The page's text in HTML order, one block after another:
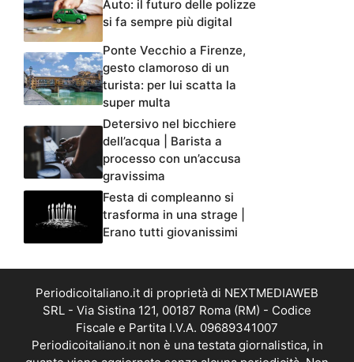
Auto: il futuro delle polizze
si fa sempre più digital
Ponte Vecchio a Firenze,
gesto clamoroso di un
turista: per lui scatta la
super multa
Detersivo nel bicchiere
dell’acqua | Barista a
processo con un’accusa
gravissima
Festa di compleanno si
trasforma in una strage |
Erano tutti giovanissimi
Periodicoitaliano.it di proprietà di NEXTMEDIAWEB
SRL - Via Sistina 121, 00187 Roma (RM) - Codice
Fiscale e Partita I.V.A. 09689341007
Periodicoitaliano.it non è una testata giornalistica, in